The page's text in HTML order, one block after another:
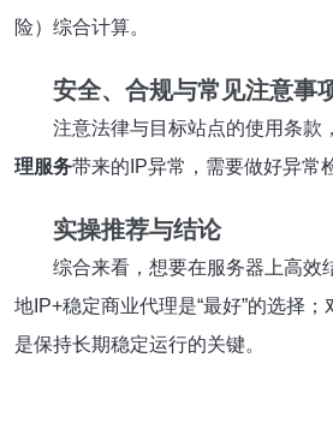
险）综合计算。
安全、合规与常见注意事
注意法律与目标站点的使用条款
理服务带来的IP异常，需要做好异常
实操推荐与结论
综合来看，想要在服务器上高效
地IP+稳定商业代理是“最好”的选择
是保持长期稳定运行的关键。